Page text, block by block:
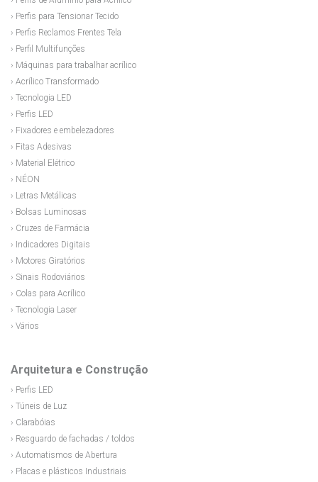
› Perfis para Tensionar Tecido
› Perfis Reclamos Frentes Tela
› Perfil Multifunções
› Máquinas para trabalhar acrílico
› Acrílico Transformado
› Tecnologia LED
› Perfis LED
› Fixadores e embelezadores
› Fitas Adesivas
› Material Elétrico
› NÉON
› Letras Metálicas
› Bolsas Luminosas
› Cruzes de Farmácia
› Indicadores Digitais
› Motores Giratórios
› Sinais Rodoviários
› Colas para Acrílico
› Tecnologia Laser
› Vários
Arquitetura e Construção
› Perfis LED
› Túneis de Luz
› Clarabóias
› Resguardo de fachadas / toldos
› Automatismos de Abertura
› Placas e plásticos Industriais